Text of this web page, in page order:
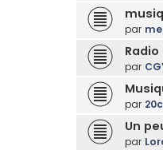
par
par
par
Un
par